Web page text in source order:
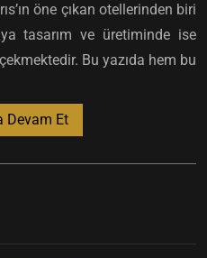
öne çıkan otellerinden biri
tasarım ve üretiminde ise
Bu yazıda hem bu
Devam Et